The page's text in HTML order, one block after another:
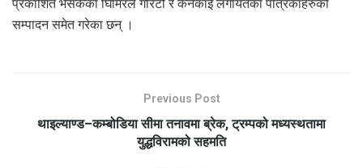
प्रकाशित भैसकेका घिमिरेले गोरेटो र कनकाई लगायतका पत्रिकाहरुको
सम्पादन समेत गरेका छन् ।
Previous Post
थाइल्याण्ड–कम्बोडिया सीमा तनावमा ब्रेक, ट्रम्पको मध्यस्थतामा
युद्धविरामको सहमति